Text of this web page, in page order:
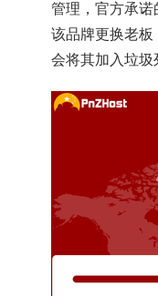
管理，官方承诺
该品牌更换老
会将其加入垃圾